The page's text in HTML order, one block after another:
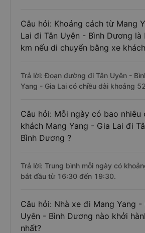
Câu hỏi: Khoảng cách từ Mang
Lai đi Tân Uyên - Bình Dương là
km nếu di chuyển bằng xe
Trả lời: Đoạn đường đi Tân Uyên -
Yang - Gia Lai có chiều dài khoảng
Câu hỏi: Mỗi ngày có bao nhiêu
khách Mang Yang - Gia Lai đi
Bình Dương ?
Trả lời: Trung bình mỗi ngày có
bắt đầu từ 16:30 đến 19:30.
Câu hỏi: Nhà xe đi Mang Yang -
Uyên - Bình Dương nào khởi
nhất?